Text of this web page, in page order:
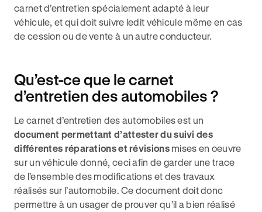
carnet d’entretien spécialement adapté à leur
véhicule, et qui doit suivre ledit véhicule même en cas
de cession ou de vente à un autre conducteur.
Qu’est-ce que le carnet
d’entretien des automobiles ?
Le carnet d’entretien des automobiles est un
document permettant d’attester du suivi des
différentes réparations et révisionsmises en oeuvre
sur un véhicule donné, ceci afin de garder une trace
de l’ensemble des modifications et des travaux
réalisés sur l’automobile. Ce document doit donc
permettre à un usager de prouver qu’il a bien réalisé